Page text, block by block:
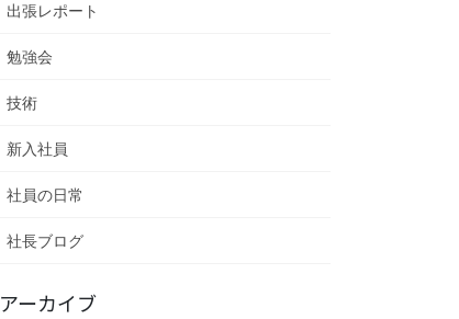
出張レポート
勉強会
技術
新入社員
社員の日常
社長ブログ
アーカイブ